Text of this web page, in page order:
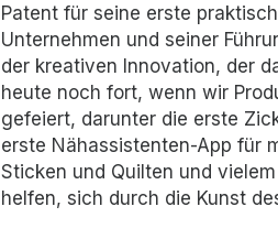
Patent für seine erste
Unternehmen und seiner
der kreativen Innovation, der
heute noch fort, wenn wir
gefeiert, darunter die erste
erste Nähassistenten-App für
Sticken und Quilten und
helfen, sich durch die Kunst